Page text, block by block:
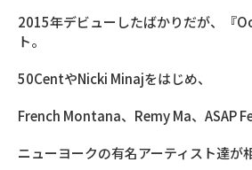
2015年デビューしたばかりだが、『
ト。
50CentやNicki Minajをはじめ、
French Montana、Remy Ma、ASAP
ニューヨークの有名アーティスト達が